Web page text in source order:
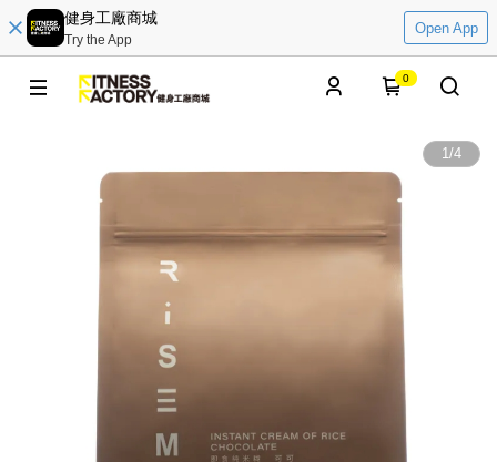
健身工廠商城
Try the App
Open App
0
1/4